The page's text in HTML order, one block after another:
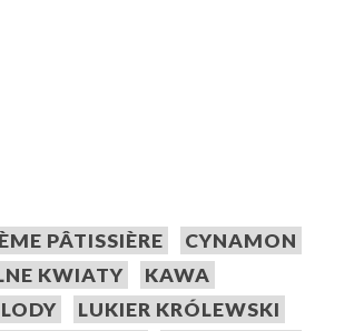
PÂTISSIÈRE
CYNAMON
KWIATY
KAWA
LODY
LUKIER KRÓLEWSKI